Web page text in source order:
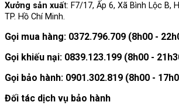
Xưởng sản xuất: F7/17, Ấp 6, Xã Bình Lộc B,
TP. Hồ Chí Minh.
Gọi mua hàng: 0372.796.709 (8h00 -
Gọi khiếu nại: 0839.123.199 (8h00 -
Gọi bảo hành: 0901.302.819 (8h00 -
Đối tác dịch vụ bảo hành